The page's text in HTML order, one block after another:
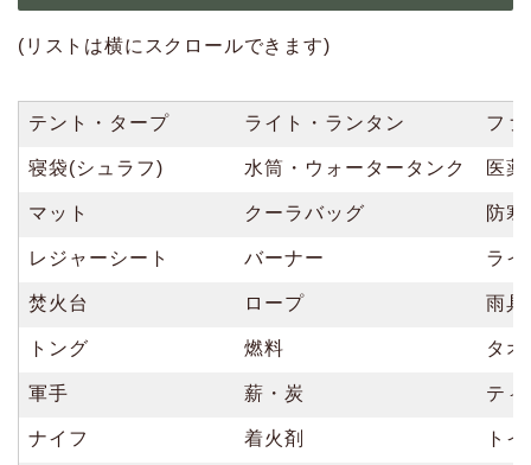
(リストは横にスクロールできます)
テント・タープ ライト・ランタン フ
寝袋(シュラフ) 水筒・ウォータータンク 医薬
マット クーラバッグ 防寒
レジャーシート バーナー ライ
焚火台 ロープ 雨具
トング 燃料 タオ
軍手 薪・炭 ティ
ナイフ 着火剤 ト